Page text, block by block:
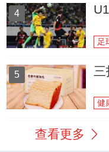
4
足
5 三
健
查看更多